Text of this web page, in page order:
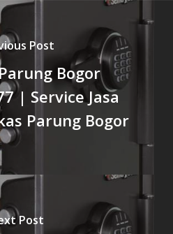
Post
Bogor
| Service Jasa
Parung Bogor
Post